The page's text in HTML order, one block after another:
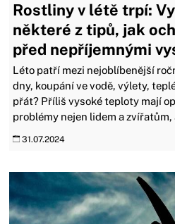
Rostliny v létě trpí:
některé z tipů, jak
před nepříjemnými
Léto patří mezi nejoblíbenější
dny, koupání ve vodě, výlety,
přát? Příliš vysoké teploty mají
problémy nejen lidem a
31.07.2024